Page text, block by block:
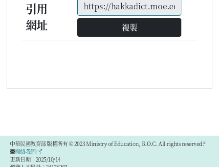
引用
網址
複製
中華民國教育部 版權所有 © 2023 Ministry of Education, R.O.C. All rights reserved.®
聯絡我們
更新日期：2025/10/14